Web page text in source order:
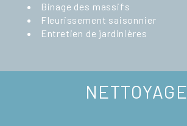
NETTOYAGE
Binage des massifs
Fleurissement saisonnier
Entretien de jardinières